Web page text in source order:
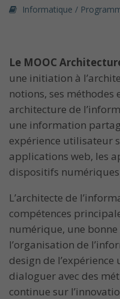
Informatique /
Le MOOC
une initiation à
notions, ses méthodes
architecture de
une information
expérience utilisateur
applications web, les
dispositifs
L’architecte de
compétences
numérique, une bonne
l’organisation de
design de
dialoguer avec des
continue sur